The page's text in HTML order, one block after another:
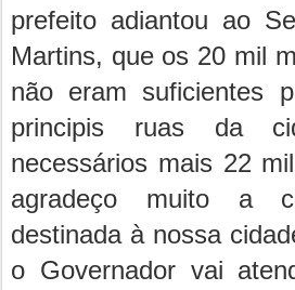
prefeito adiantou ao
Martins, que os 20 mil
não eram suficientes
principis ruas da
necessários mais 22
agradeço muito a
destinada à nossa
o Governador vai